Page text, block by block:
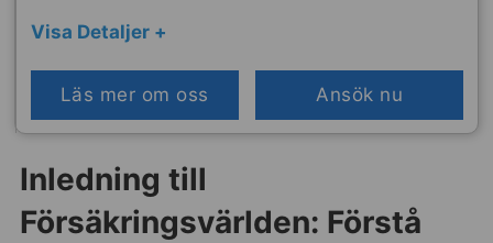
Visa Detaljer +
Läs mer om oss Ansök nu
Inledning till
Försäkringsvärlden: Förstå